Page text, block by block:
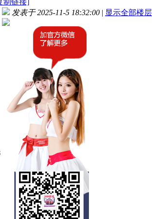
发表于 2025-11-5 18:32:00 | 显示全部楼层